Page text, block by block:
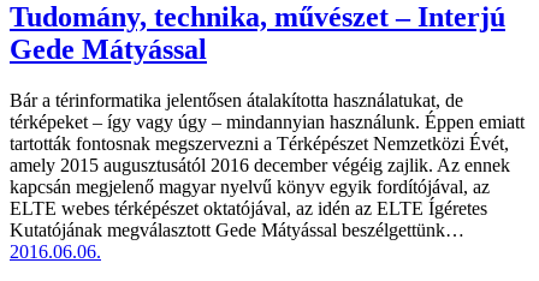
Tudomány, technika, művészet – Interjú
Gede Mátyással
Bár a térinformatika jelentősen átalakította használatukat, de
térképeket – így vagy úgy – mindannyian használunk. Éppen emiatt
tartották fontosnak megszervezni a Térképészet Nemzetközi Évét,
amely 2015 augusztusától 2016 december végéig zajlik. Az ennek
kapcsán megjelenő magyar nyelvű könyv egyik fordítójával, az
ELTE webes térképészet oktatójával, az idén az ELTE Ígéretes
Kutatójának megválasztott Gede Mátyással beszélgettünk…
2016.06.06.